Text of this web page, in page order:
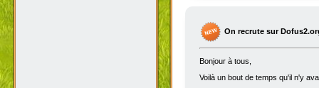
On recrute sur
Bonjour à tous,
Voilà un bout de temps qu'il n'y